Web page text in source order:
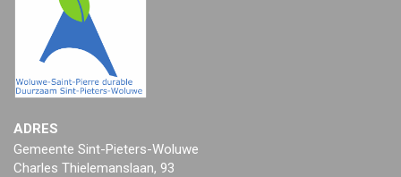
ADRES
Gemeente Sint-Pieters-Woluwe
Charles Thielemanslaan, 93